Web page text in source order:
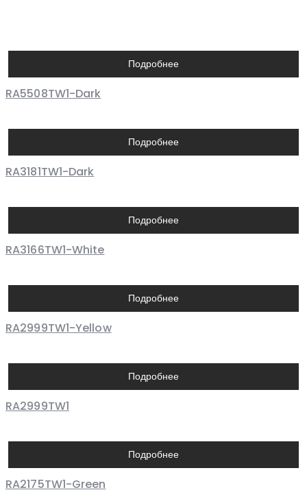
Подробнее
RA5508TW1-Dark
Подробнее
RA3181TW1-Dark
Подробнее
RA3166TW1-White
Подробнее
RA2999TW1-Yellow
Подробнее
RA2999TW1
Подробнее
RA2175TW1-Green